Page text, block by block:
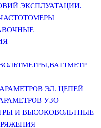
ЭКСПЛУАТАЦИИ.
ЭЛ. ЦЕПЕЙ
УЗО
И ВЫСОКОВОЛЬТНЫЕ